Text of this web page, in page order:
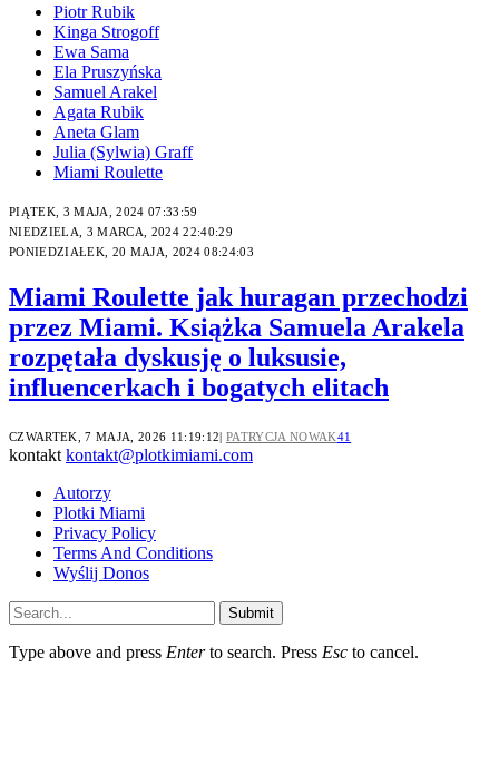
Piotr Rubik
Kinga Strogoff
Ewa Sama
Ela Pruszyńska
Samuel Arakel
Agata Rubik
Aneta Glam
Julia (Sylwia) Graff
Miami Roulette
PIĄTEK, 3 MAJA, 2024 07:33:59
NIEDZIELA, 3 MARCA, 2024 22:40:29
PONIEDZIAŁEK, 20 MAJA, 2024 08:24:03
Miami Roulette jak huragan przechodzi
przez Miami. Książka Samuela Arakela
rozpętała dyskusję o luksusie,
influencerkach i bogatych elitach
CZWARTEK, 7 MAJA, 2026 11:19:12 PATRYCJA NOWAK41
kontakt kontakt@plotkimiami.com
Autorzy
Plotki Miami
Privacy Policy
Terms And Conditions
Wyślij Donos
Submit
Type above and press Enterto search. Press Esc to cancel.